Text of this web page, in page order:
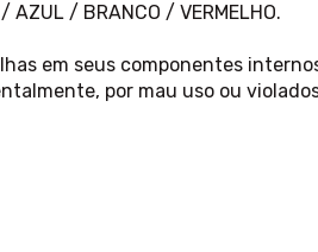
/ BRANCO / VERMELHO.
em seus componentes
por mau uso ou